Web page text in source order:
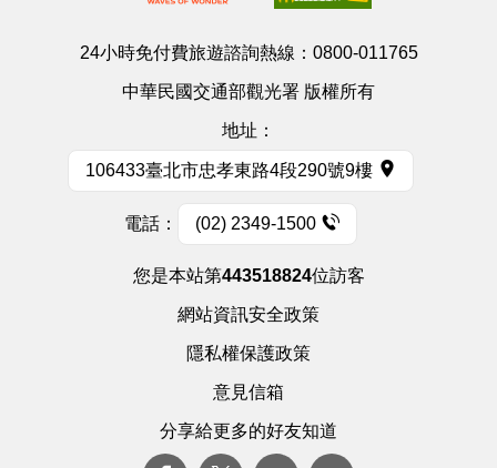
24小時免付費旅遊諮詢熱線： 0800-011765
中華民國交通部觀光署 版權所有
地址：
106433臺北市忠孝東路4段290號9樓
電話： (02) 2349-1500
您是本站第443518824位訪客
網站資訊安全政策
隱私權保護政策
意見信箱
分享給更多的好友知道